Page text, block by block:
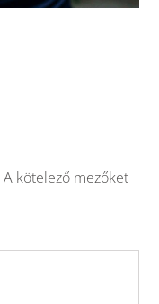
A kötelező mezőket